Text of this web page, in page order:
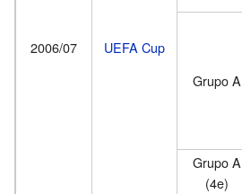
2006/07 UEFA Cup
Grupo A
Grupo A
(4e)